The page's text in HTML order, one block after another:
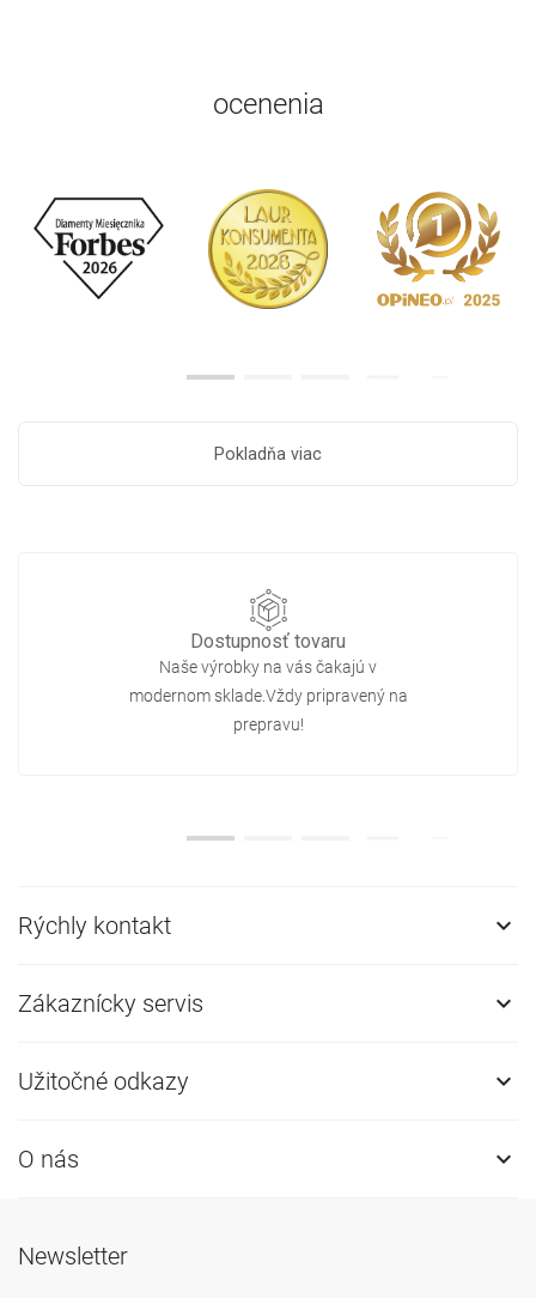
ocenenia
Pokladňa viac
Dostupnosť tovaru
Naše výrobky na vás čakajú v
modernom sklade.Vždy pripravený na
prepravu!
Rýchly kontakt 
Zákaznícky servis 
Užitočné odkazy 
O nás 
Newsletter